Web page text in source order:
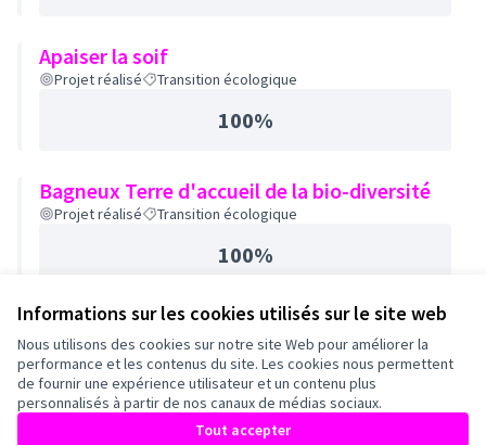
Informations sur les cookies utilisés sur le site web
Nous utilisons des cookies sur notre site Web pour améliorer la
performance et les contenus du site. Les cookies nous permettent
de fournir une expérience utilisateur et un contenu plus
personnalisés à partir de nos canaux de médias sociaux.
Tout accepter
Apaiser la soif
Projet réalisé Transition écologique
100%
Bagneux Terre d'accueil de la bio-diversité
Projet réalisé Transition écologique
100%